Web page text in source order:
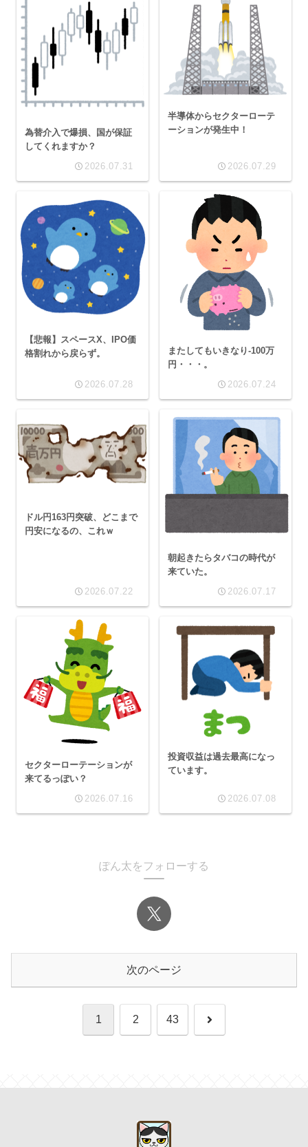
為替介入で爆損、国が保証
してくれますか？
2026.07.31
半導体からセクターローテ
ーションが発生中！
2026.07.29
【悲報】スペースX、IPO価
格割れから戻らず。
2026.07.28
またしてもいきなり-100万
円・・・。
2026.07.24
ドル円163円突破、どこまで
円安になるの、これｗ
2026.07.22
朝起きたらタバコの時代が
来ていた。
2026.07.17
セクターローテーションが
来てるっぽい？
2026.07.16
投資収益は過去最高になっ
ています。
2026.07.08
ぽん太をフォローする
次のページ
1 2 43 次